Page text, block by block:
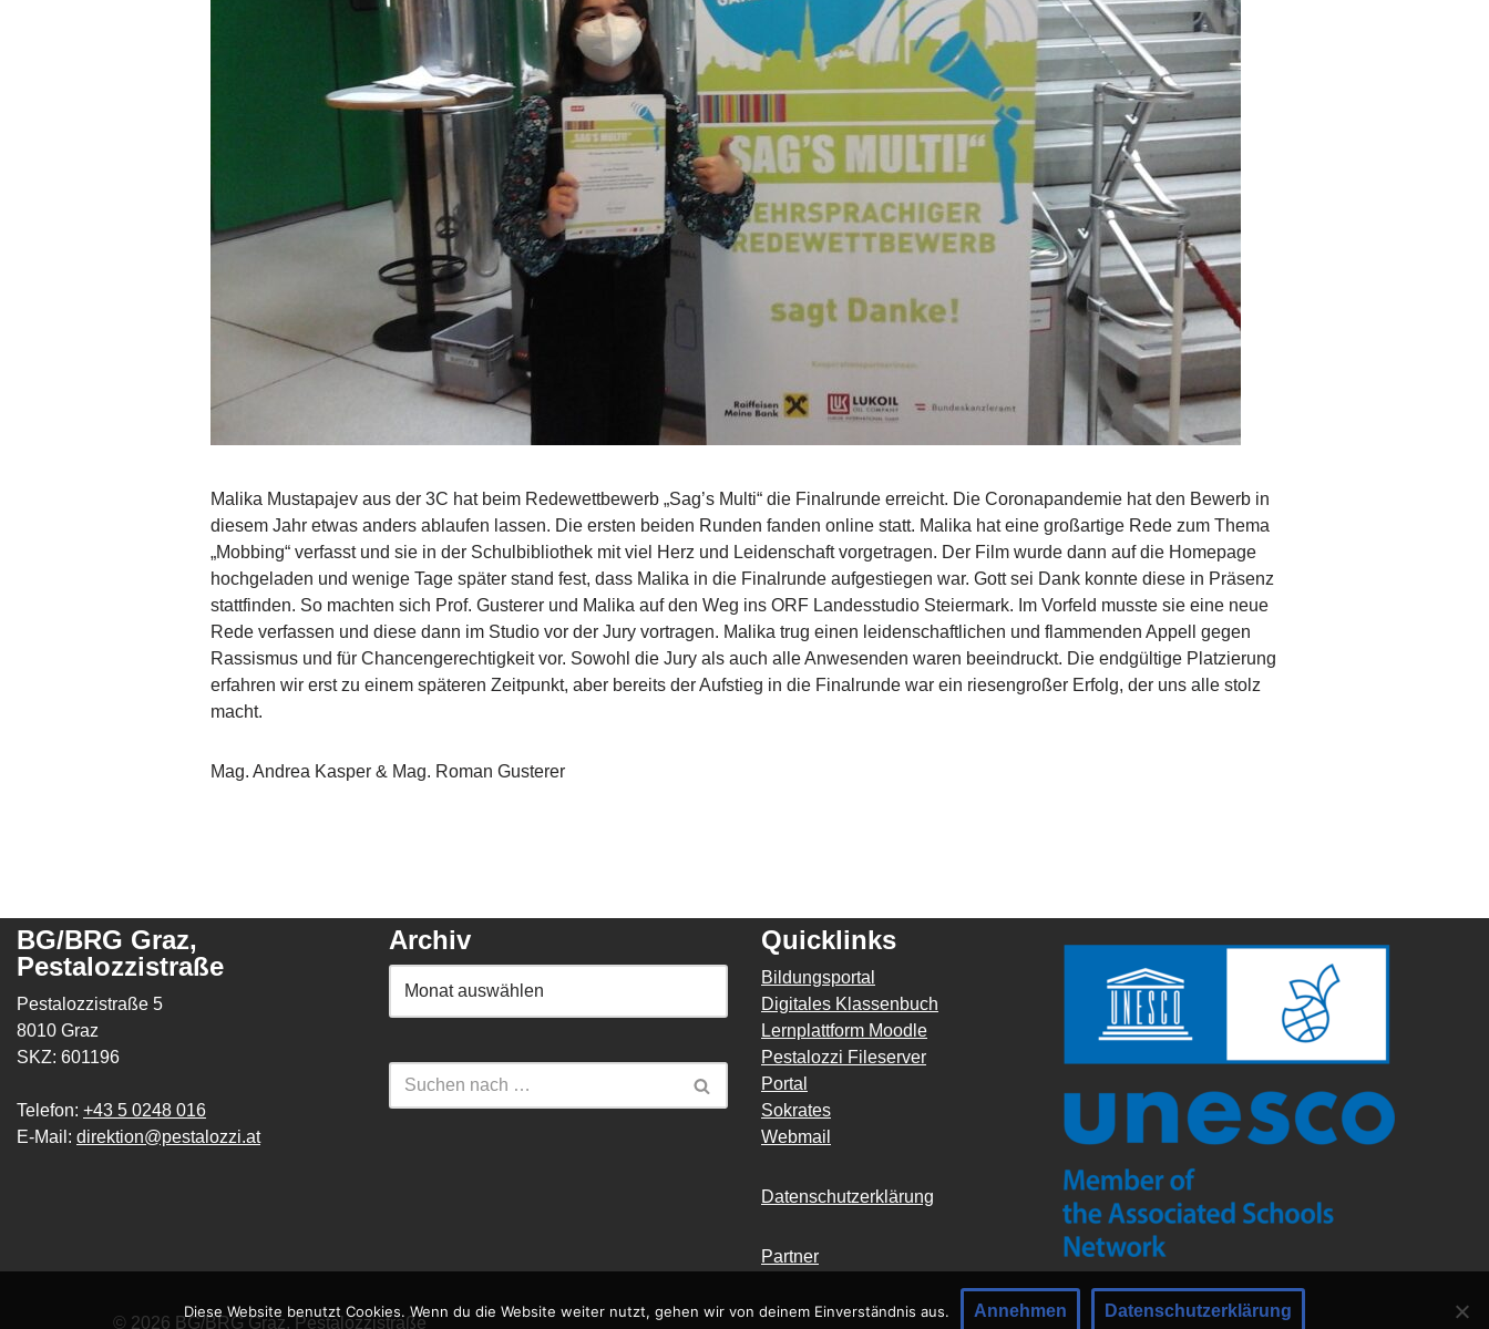
Malika Mustapajev aus der 3C hat beim Redewettbewerb „Sag’s Multi“ die Finalrunde erreicht. Die Coronapandemie hat den Bewerb in
diesem Jahr etwas anders ablaufen lassen. Die ersten beiden Runden fanden online statt. Malika hat eine großartige Rede zum Thema
„Mobbing“ verfasst und sie in der Schulbibliothek mit viel Herz und Leidenschaft vorgetragen. Der Film wurde dann auf die Homepage
hochgeladen und wenige Tage später stand fest, dass Malika in die Finalrunde aufgestiegen war. Gott sei Dank konnte diese in Präsenz
stattfinden. So machten sich Prof. Gusterer und Malika auf den Weg ins ORF Landesstudio Steiermark. Im Vorfeld musste sie eine neue
Rede verfassen und diese dann im Studio vor der Jury vortragen. Malika trug einen leidenschaftlichen und flammenden Appell gegen
Rassismus und für Chancengerechtigkeit vor. Sowohl die Jury als auch alle Anwesenden waren beeindruckt. Die endgültige Platzierung
erfahren wir erst zu einem späteren Zeitpunkt, aber bereits der Aufstieg in die Finalrunde war ein riesengroßer Erfolg, der uns alle stolz
macht.
Mag. Andrea Kasper & Mag. Roman Gusterer
BG/BRG Graz,
Pestalozzistraße
Pestalozzistraße 5
8010 Graz
SKZ: 601196
Telefon: +43 5 0248 016
E-Mail: direktion@pestalozzi.at
Archiv Quicklinks
Bildungsportal
Digitales Klassenbuch
Lernplattform Moodle
Pestalozzi Fileserver
Portal
Sokrates
Webmail
Datenschutzerklärung
Partner
© 2026 BG/BRG Graz, Pestalozzistraße
Diese Website benutzt Cookies. Wenn du die Website weiter nutzt, gehen wir von deinem Einverständnis aus. Annehmen Datenschutzerklärung